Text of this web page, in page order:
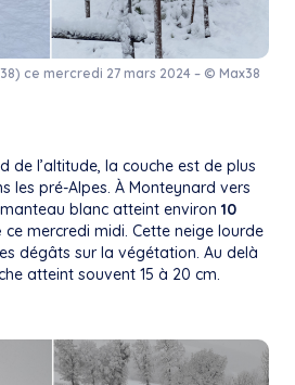
ce mercredi 27 mars 2024 – © Max38
de l’altitude, la couche est de plus
les pré-Alpes. À Monteynard vers
blanc atteint environ 10
ce mercredi midi. Cette neige lourde
dégâts sur la végétation. Au delà
atteint souvent 15 à 20 cm.